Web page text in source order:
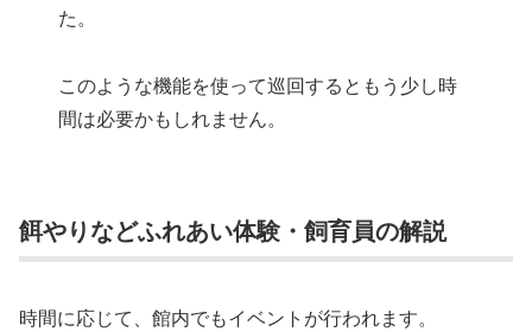
た。
このような機能を使って巡回するともう少し時
間は必要かもしれません。
餌やりなどふれあい体験・飼育員の解説
時間に応じて、館内でもイベントが行われます。